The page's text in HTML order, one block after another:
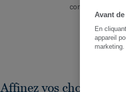
consultez tous
Affinez vos choix
Avant
En
appareil
marketing.